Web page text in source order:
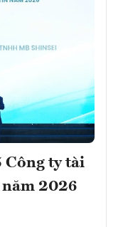
Công ty tài
2026